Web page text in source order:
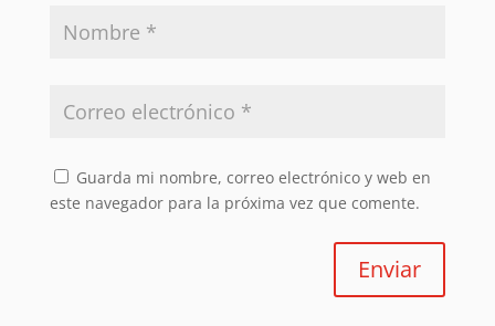
Guarda mi nombre, correo electrónico y web en
este navegador para la próxima vez que comente.
Enviar